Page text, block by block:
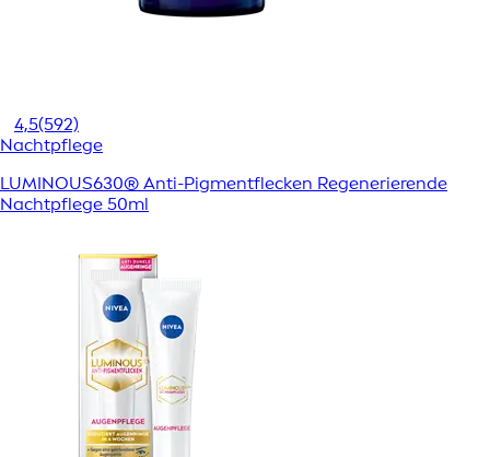
4,5(592)
Nachtpflege
LUMINOUS630® Anti-Pigmentflecken Regenerierende
Nachtpflege 50ml